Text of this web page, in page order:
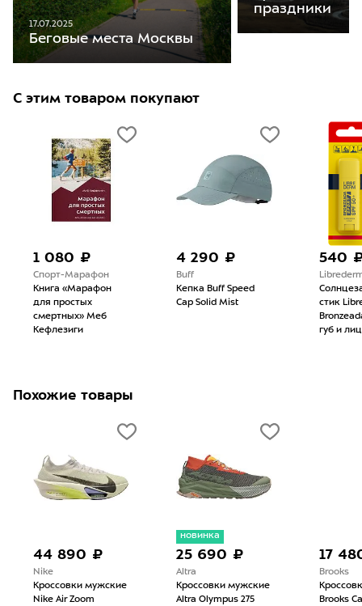
17.07.2025
Беговые места Москвы
праздники
С этим товаром покупают
1 080 ₽
Спорт-Марафон
Книга «Марафон
для простых
смертных» Меб
Кефлезиги
4 290 ₽
Buff
Кепка Buff Speed
Cap Solid Mist
540
стик
губ и
Похожие товары
44 890 ₽
Nike
Кроссовки мужские
Nike Air Zoom
новинка
25 690 ₽
Altra
Кроссовки мужские
Altra Olympus 275
17
Brooks
Brooks